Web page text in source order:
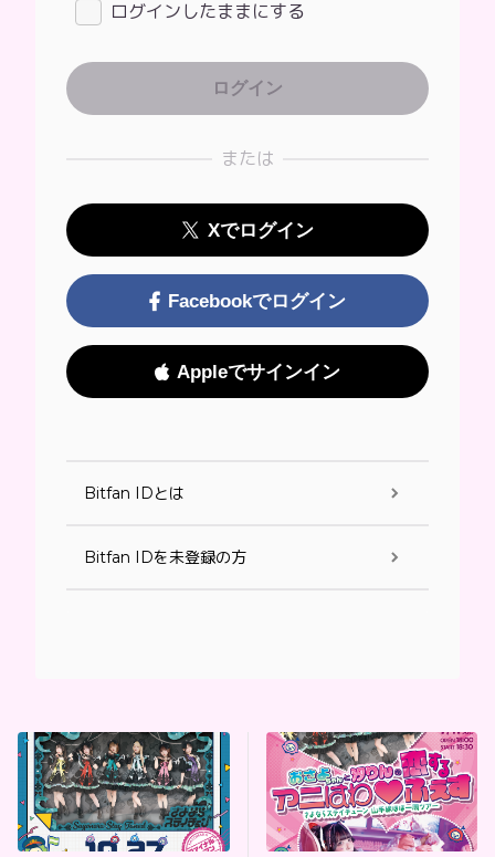
ログインしたままにする
または
Xでログイン
Facebookでログイン
Appleでサインイン
Bitfan IDとは
Bitfan IDを未登録の方